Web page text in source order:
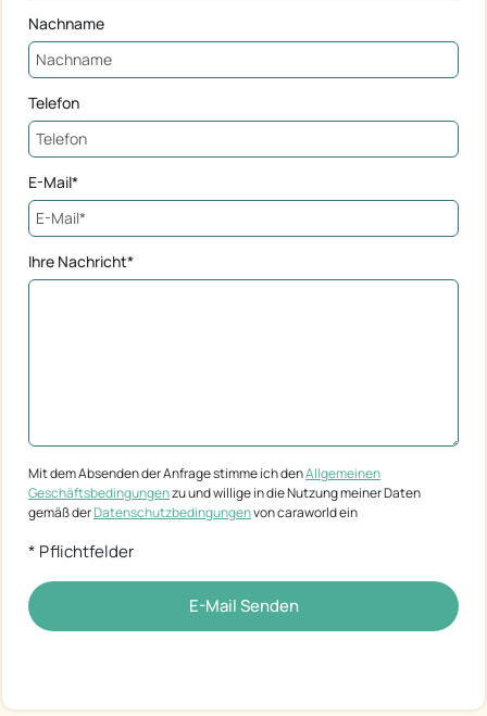
Nachname
Telefon
E-Mail*
Ihre Nachricht*
Mit dem Absenden der Anfrage stimme ich denAllgemeinen
Geschäftsbedingungenzu und willige in die Nutzung meiner Daten
gemäß derDatenschutzbedingungenvon caraworld ein
* Pflichtfelder
E-Mail Senden